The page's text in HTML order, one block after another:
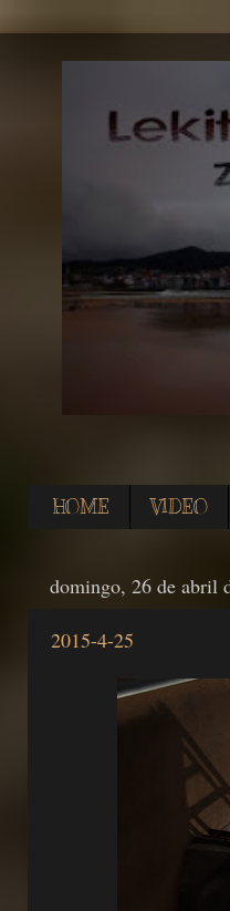
HOME VIDEO
domingo, 26 de abril
2015-4-25